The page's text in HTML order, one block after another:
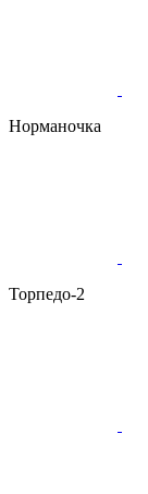
Норманочка
Торпедо-2